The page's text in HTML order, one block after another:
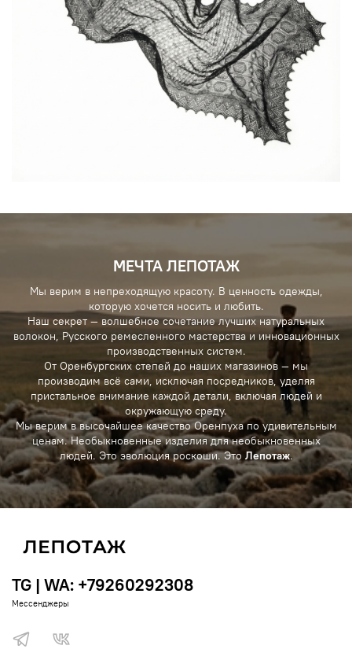
МЕЧТА ЛЕПОТАЖ
Мы верим в непреходящую красоту. В ценность одежды,
которую хочется носить и любить.
Наш секрет — волшебное сочетание лучших натуральных
волокон, Русского ремесленного мастерства и инновационных
производственных систем.
От Оренбургских степей до наших магазинов — мы
производим всё сами, исключая посредников, уделяя
пристальное внимание каждой детали, включая людей и
окружающую среду.
Мы верим в высочайшее качество Оренпуха по удивительным
ценам. Необыкновенные изделия для необыкновенных
людей. Это эволюция роскоши. Это Лепотаж.
TG | WA: +79260292308
Мессенджеры